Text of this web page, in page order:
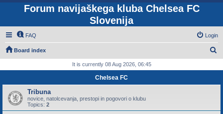
Forum navijaškega kluba Chelsea FC
Slovenija
FAQ Login
Board index
r
h
It is currently 08 Aug 2026, 06:45
Chelsea FC
Tribuna
novice, natolcevanja, prestopi in pogovori o klubu
Topics: 2